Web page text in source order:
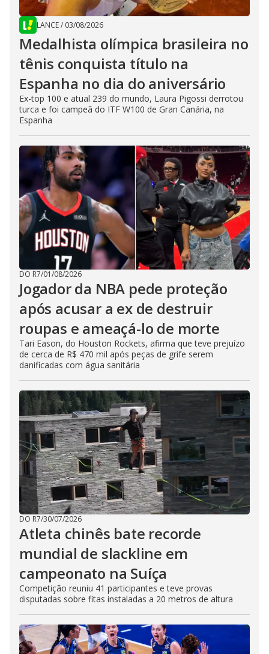
LANCE/ 03/08/2026
Medalhista olímpica brasileira no
tênis conquista título na
Espanha no dia do aniversário
Ex-top 100 e atual 239 do mundo, Laura Pigossi derrotou
turca e foi campeã do ITF W100 de Gran Canária, na
Espanha
DO R7/01/08/2026
Jogador da NBA pede proteção
após acusar a ex de destruir
roupas e ameaçá-lo de morte
Tari Eason, do Houston Rockets, afirma que teve prejuízo
de cerca de R$ 470 mil após peças de grife serem
danificadas com água sanitária
DO R7/30/07/2026
Atleta chinês bate recorde
mundial de slackline em
campeonato na Suíça
Competição reuniu 41 participantes e teve provas
disputadas sobre fitas instaladas a 20 metros de altura